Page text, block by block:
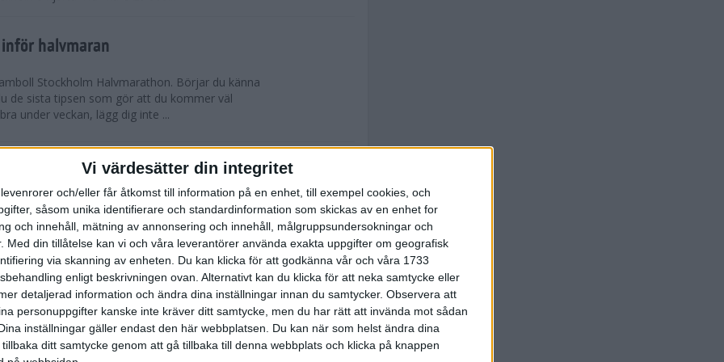
Vi värdesätter din integritet
och/eller får åtkomst till information på en enhet, till exempel cookies, och
såsom unika identifierare och standardinformation som skickas av en enhet for
och innehåll, mätning av annonsering och innehåll, målgruppsundersokningar och
Med din tillåtelse kan vi och våra leverantörer använda exakta uppgifter om geografisk
via skanning av enheten. Du kan klicka för att godkänna vår och våra 1733
enligt beskrivningen ovan. Alternativt kan du klicka för att neka samtycke eller
detaljerad information och ändra dina inställningar innan du samtycker. Observera att
personuppgifter kanske inte kräver ditt samtycke, men du har rätt att invända mot sådan
inställningar gäller endast den här webbplatsen. Du kan när som helst ändra dina
ditt samtycke genom att gå tillbaka till denna webbplats och klicka på knappen
halvmaran
Stockholm Halvmarathon. Börjar du känna
de sista tipsen som gör att du kommer väl
under veckan, lägg dig inte ...
Ramboll Stockholm Halvmarathon är
Minns du i våras hur det pratades om
Marathon. Nu har även Ramboll
sprängt sitt tidigare rekord och når snart taket...
inför Tjejmilen
två veckor kvar till Tjejmilen? Hur lägger jag upp
Här ger löpcoachen Josefine Swärm sina bästa